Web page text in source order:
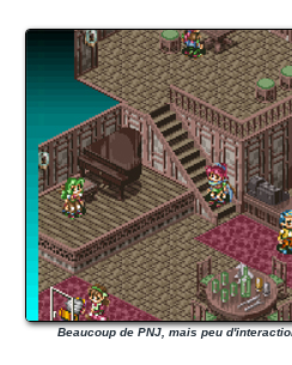
Beaucoup de PNJ, mais peu